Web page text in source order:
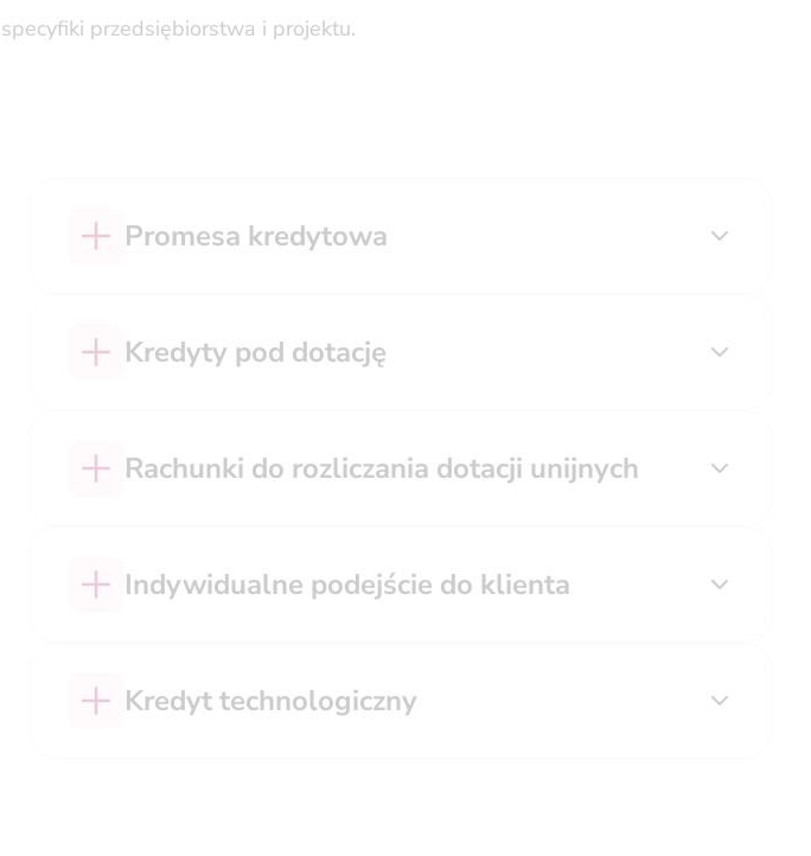
przedsiębiorstwa i projektu.
Promesa kredytowa
Kredyty pod dotację
Rachunki do rozliczania dotacji unijnych
Indywidualne podejście do klienta
Kredyt technologiczny